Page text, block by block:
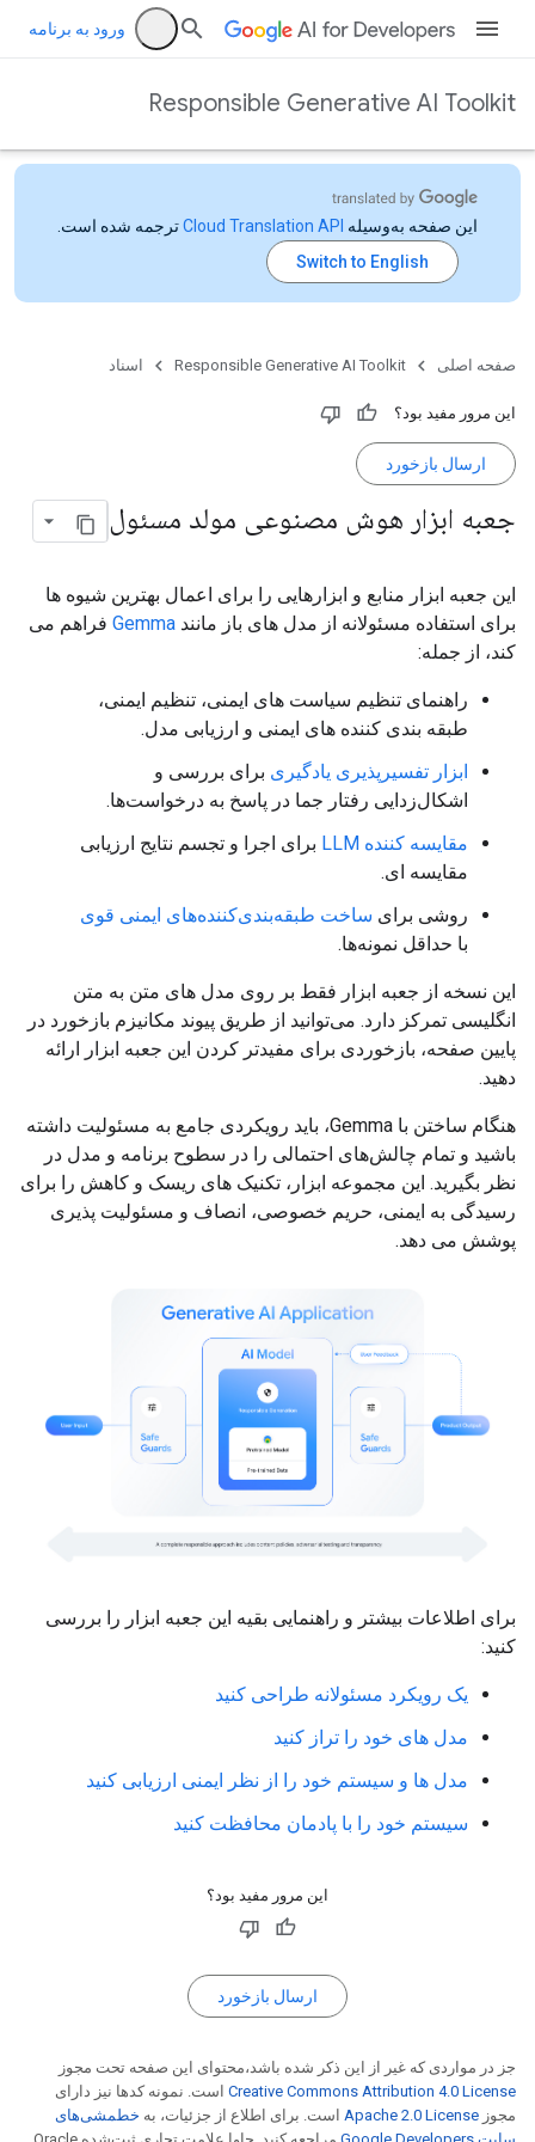
ورود به برنامه
Responsible Generative AI Toolkit
این صفحه به‌وسیله ترجمه شده است.
صفحه اصلی Responsible Generative AI Toolkit اسناد
این مرور مفید بود؟
ارسال بازخورد
جعبه ابزار هوش مصنوعی مولد مسئول
این جعبه ابزار منابع و ابزارهایی را برای اعمال بهترین شیوه ها
برای استفاده مسئولانه از مدل های باز مانند Gemma فراهم می
کند، از جمله:
راهنمای تنظیم سیاست های ایمنی، تنظیم ایمنی،
طبقه بندی کننده های ایمنی و ارزیابی مدل.
ابزار تفسیرپذیری یادگیری برای بررسی و
اشکال‌زدایی رفتار جما در پاسخ به درخواست‌ها.
مقایسه کننده LLM
برای اجرا و تجسم نتایج ارزیابی
مقایسه ای.
روشی برای ساخت طبقه‌بندی‌کننده‌های ایمنی قوی
با حداقل نمونه‌ها.
این نسخه از جعبه ابزار فقط بر روی مدل های متن به متن
انگلیسی تمرکز دارد. می‌توانید از طریق پیوند مکانیزم بازخورد در
پایین صفحه، بازخوردی برای مفیدتر کردن این جعبه ابزار ارائه
دهید.
هنگام ساختن با Gemma، باید رویکردی جامع به مسئولیت داشته
باشید و تمام چالش‌های احتمالی را در سطوح برنامه و مدل در
نظر بگیرید. این مجموعه ابزار، تکنیک های ریسک و کاهش را برای
رسیدگی به ایمنی، حریم خصوصی، انصاف و مسئولیت پذیری
پوشش می دهد.
برای اطلاعات بیشتر و راهنمایی بقیه این جعبه ابزار را بررسی
کنید:
یک رویکرد مسئولانه طراحی کنید
مدل های خود را تراز کنید
مدل ها و سیستم خود را از نظر ایمنی ارزیابی کنید
سیستم خود را با پادمان محافظت کنید
این مرور مفید بود؟
ارسال بازخورد
جز در مواردی که غیر از این ذکر شده باشد،‌محتوای این صفحه تحت مجوز
Creative Commons Attribution 4.0 License است. نمونه کدها نیز دارای
مجوز Apache 2.0 License است. برای اطلاع از جزئیات، به خطمشی‌های